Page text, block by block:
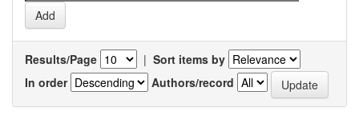
Results/Page | Sort items by
In order
Authors/record